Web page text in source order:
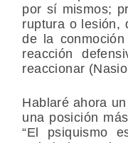
por sí mismos;
ruptura o lesión,
de la
reacción
reaccionar
Hablaré ahora
una posición
“El psiquismo